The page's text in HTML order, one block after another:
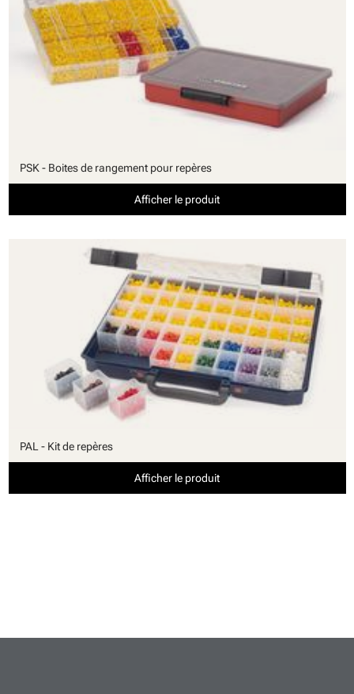
PSK - Boites de rangement pour repères
Afficher le produit
PAL - Kit de repères
Afficher le produit